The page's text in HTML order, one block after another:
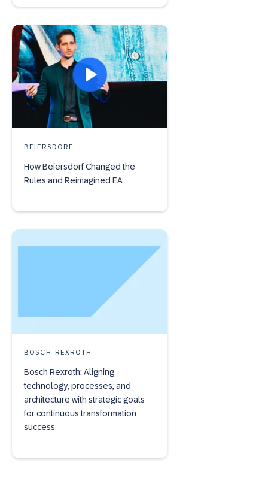
BEIERSDORF
How Beiersdorf Changed the
Rules and Reimagined EA
BOSCH REXROTH
Bosch Rexroth: Aligning
technology, processes, and
architecture with strategic goals
for continuous transformation
success